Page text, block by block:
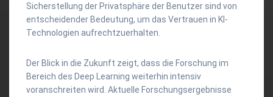
Sicherstellung der Privatsphäre der Benutzer sind von
entscheidender Bedeutung, um das Vertrauen in KI-
Technologien aufrechtzuerhalten.
Der Blick in die Zukunft zeigt, dass die Forschung im
Bereich des Deep Learning weiterhin intensiv
voranschreiten wird. Aktuelle Forschungsergebnisse